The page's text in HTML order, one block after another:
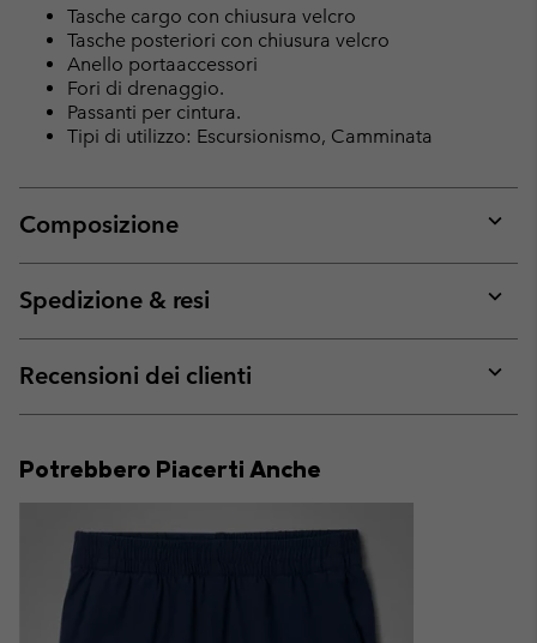
Tasche cargo con chiusura velcro
Tasche posteriori con chiusura velcro
Anello portaaccessori
Fori di drenaggio.
Passanti per cintura.
Tipi di utilizzo: Escursionismo, Camminata
Composizione
or
Spedizione & resi
or
Recensioni dei clienti
or
Potrebbero Piacerti Anche